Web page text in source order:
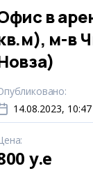
в
м-в
:
14.08.2023, 10:47
:
y.e